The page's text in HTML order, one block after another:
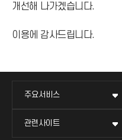
개선해 나가겠습니다.
이용에 감사드립니다.
주요서비스
관련사이트